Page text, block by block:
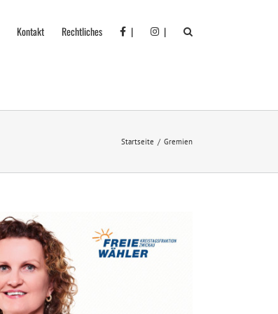
Kontakt Rechtliches | |
Startseite Gremien